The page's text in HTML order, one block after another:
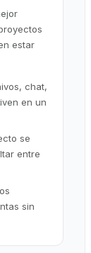
estar
chat,
en un
se
entre
sin